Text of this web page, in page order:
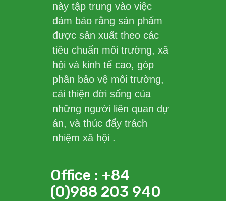
này tập trung vào việc
đảm bảo rằng sản phẩm
được sản xuất theo các
tiêu chuẩn môi trường, xã
hội và kinh tế cao, góp
phần bảo vệ môi trường,
cải thiện đời sống của
những người liên quan dự
án, và thúc đẩy trách
nhiệm xã hội .
Office : +84
(0)988 203 940